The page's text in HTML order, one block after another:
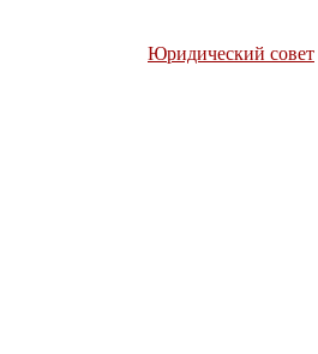
Юридический совет